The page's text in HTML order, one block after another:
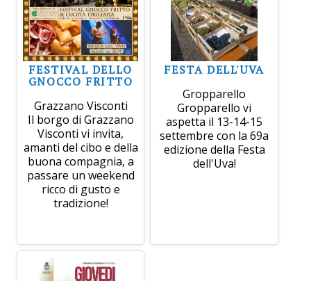
FESTIVAL DELLO
GNOCCO FRITTO
Grazzano Visconti
Il borgo di Grazzano
Visconti vi invita,
amanti del cibo e della
buona compagnia, a
passare un weekend
ricco di gusto e
tradizione!
FESTA DELL'UVA
Gropparello
Gropparello vi
aspetta il 13-14-15
settembre con la 69a
edizione della Festa
dell'Uva!